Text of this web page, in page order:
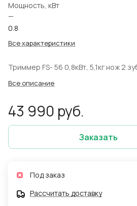
Мощность, кВт
—
0.8
Все характеристики
Триммер FS- 56 0,8кВт, 5,1кг нож 2
Все описание
43 990 руб.
Заказать
Под заказ
Рассчитать доставку